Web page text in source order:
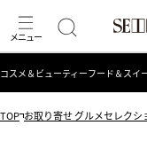
コスメ＆ビューティーフード＆スイ
TOP お取り寄せ グルメセレク